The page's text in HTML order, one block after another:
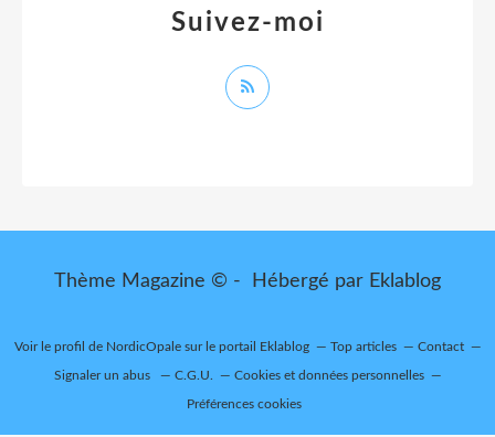
Suivez-moi
Thème Magazine © - Hébergé par Eklablog
Voir le profil de NordicOpalesur le portail Eklablog Top articles Contact
Signaler un abus C.G.U. Cookies et données personnelles
Préférences cookies